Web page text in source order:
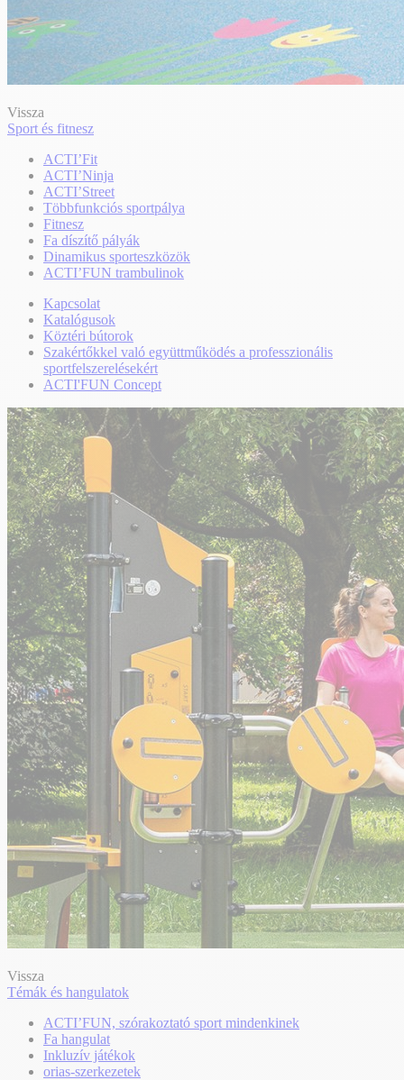
Vissza
Sport és fitnesz
ACTI’Fit
ACTI’Ninja
ACTI’Street
Többfunkciós sportpálya
Fitnesz
Fa díszítő pályák
Dinamikus sporteszközök
ACTI’FUN trambulinok
Kapcsolat
Katalógusok
Köztéri bútorok
Szakértőkkel való együttműködés a professzionális
sportfelszerelésekért
ACTI'FUN Concept
Vissza
Témák és hangulatok
ACTI’FUN, szórakoztató sport mindenkinek
Fa hangulat
Inkluzív játékok
orias-szerkezetek